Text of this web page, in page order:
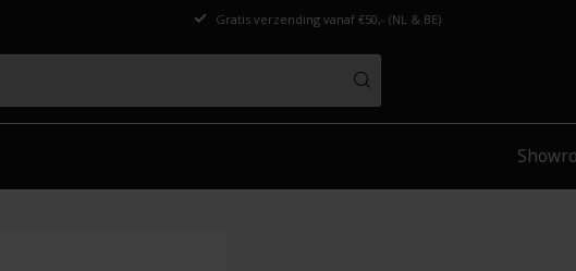
Gratis verzending vanaf €50,- (NL & BE)